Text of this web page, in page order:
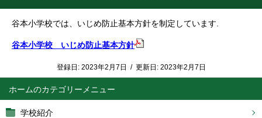
ホーム
学校紹介
谷本小学校では、いじめ防止基本方針を制定しています.
谷本小学校 いじめ防止基本方針
登録日: 2023年2月7日 / 更新日: 2023年2月7日